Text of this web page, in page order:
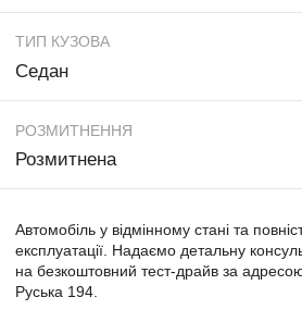
ТИП КУЗОВА
Седан
РОЗМИТНЕННЯ
Розмитнена
Автомобіль у відмінному стані та
експлуатації. Надаємо детальну
на безкоштовний тест-драйв за
Руська 194.